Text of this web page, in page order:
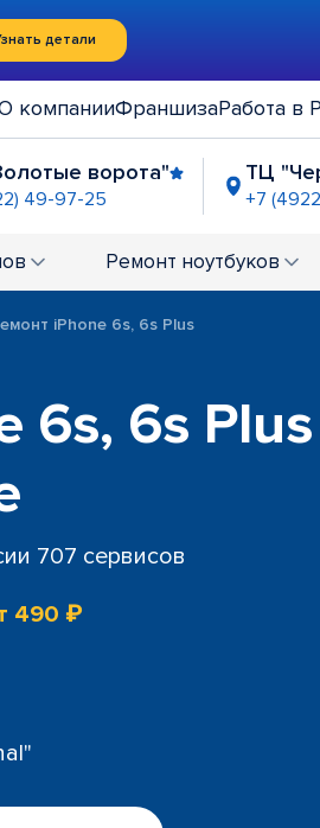
детали
компанииФраншизаРабота в
ворота"
49-97-25
ТЦ
+7
49-99-20Ремонт ноутбуков
iPhone 6s, 6s Plus
6s, 6s Plus
707 сервисов
490 ₽